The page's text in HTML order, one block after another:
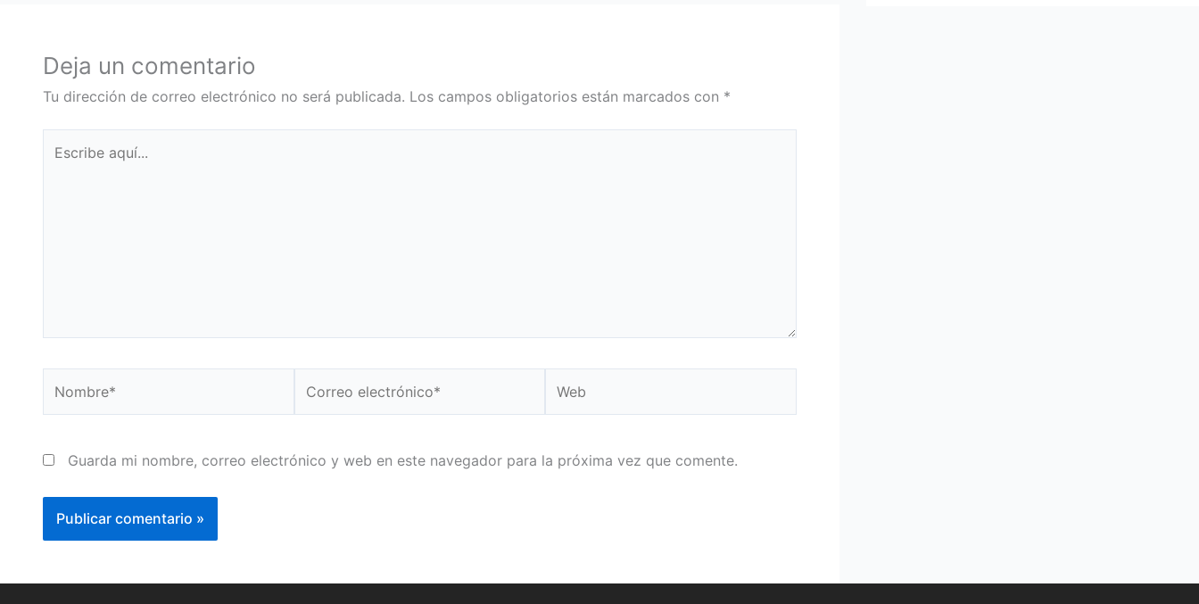
Deja un comentario
Tu dirección de correo electrónico no será publicada. Los campos obligatorios están marcados con *
aquí...
electrónico*
Guarda mi nombre, correo electrónico y web en este navegador para la próxima vez que comente.